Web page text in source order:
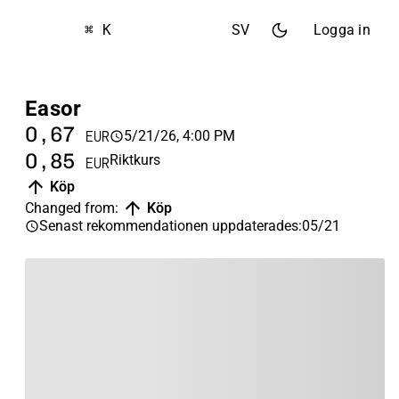
⌘ K SV Logga in
Easor
0,67 EUR 5/21/26, 4:00 PM
0,85 EURRiktkurs
Köp
Changed from:
Köp
Senast rekommendationen uppdaterades:05/21